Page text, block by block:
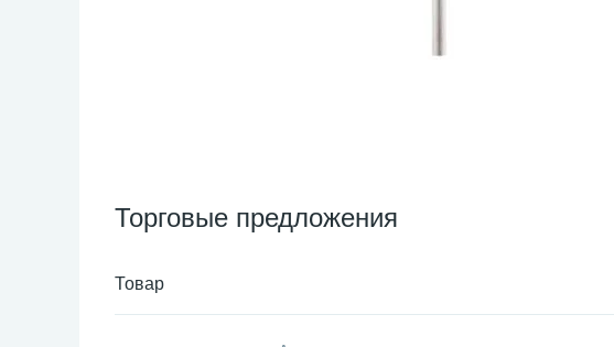
Торговые предложения
Товар